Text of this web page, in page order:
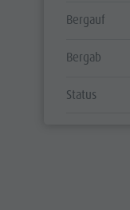
Bergauf
Bergab
Status